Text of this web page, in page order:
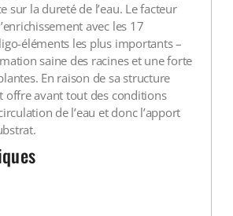
sur la dureté de l’eau. Le facteur
avec les 17
éléments les plus importants –
saine des racines et une forte
En raison de sa structure
offre avant tout des conditions
de l’eau et donc l’apport